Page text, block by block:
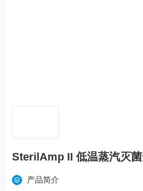
SterilAmp II 低温蒸汽灭
产品简介